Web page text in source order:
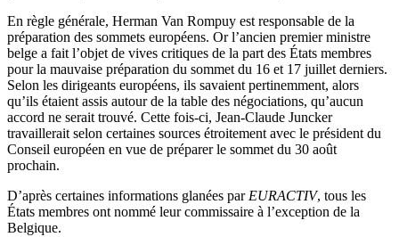
En règle générale, Herman Van Rompuy est responsable de la
préparation des sommets européens. Or l’ancien premier ministre
belge a fait l’objet de vives critiques de la part des États membres
pour la mauvaise préparation du sommet du 16 et 17 juillet derniers.
Selon les dirigeants européens, ils savaient pertinemment, alors
qu’ils étaient assis autour de la table des négociations, qu’aucun
accord ne serait trouvé. Cette fois-ci, Jean-Claude Juncker
travaillerait selon certaines sources étroitement avec le président du
Conseil européen en vue de préparer le sommet du 30 août
prochain.
D’après certaines informations glanées par EURACTIV, tous les
États membres ont nommé leur commissaire à l’exception de la
Belgique.